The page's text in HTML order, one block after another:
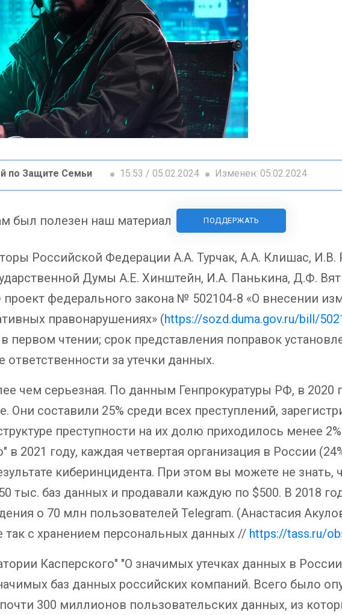
по Защите Семьи 15:53 / 05.02.2024 Изменен: 05.02.2024
был полезен наш материал ПОДДЕРЖАТЬ
Российской Федерации А.А. Турчак, А.А. Клишас,
Думы А.Е. Хинштейн, И.А. Панькина, Д.Ф.
федерального закона № 502104-8 «О внесении
правонарушениях» (https://sozd.duma.gov.ru/bill/
первом чтении; срок представления поправок
ответственности за утечки данных.
чем серьезная. По данным Генпрокуратуры РФ, в 2020
Они составили 25% среди всех преступлений,
преступности на их долю приходилось менее
в 2021 году, каждая четвертая организация в России
киберинцидента. При этом вы можете не знать,
тыс. баз данных и продавали каждую по $500. В 2018
о 70 млн пользователей Telegram. (Анастасия
так с хранением персональных данных // https://tass.ru/
Касперского" "О значимых утечках данных в
баз данных российских компаний. Всего было
300 миллионов пользовательских данных, из